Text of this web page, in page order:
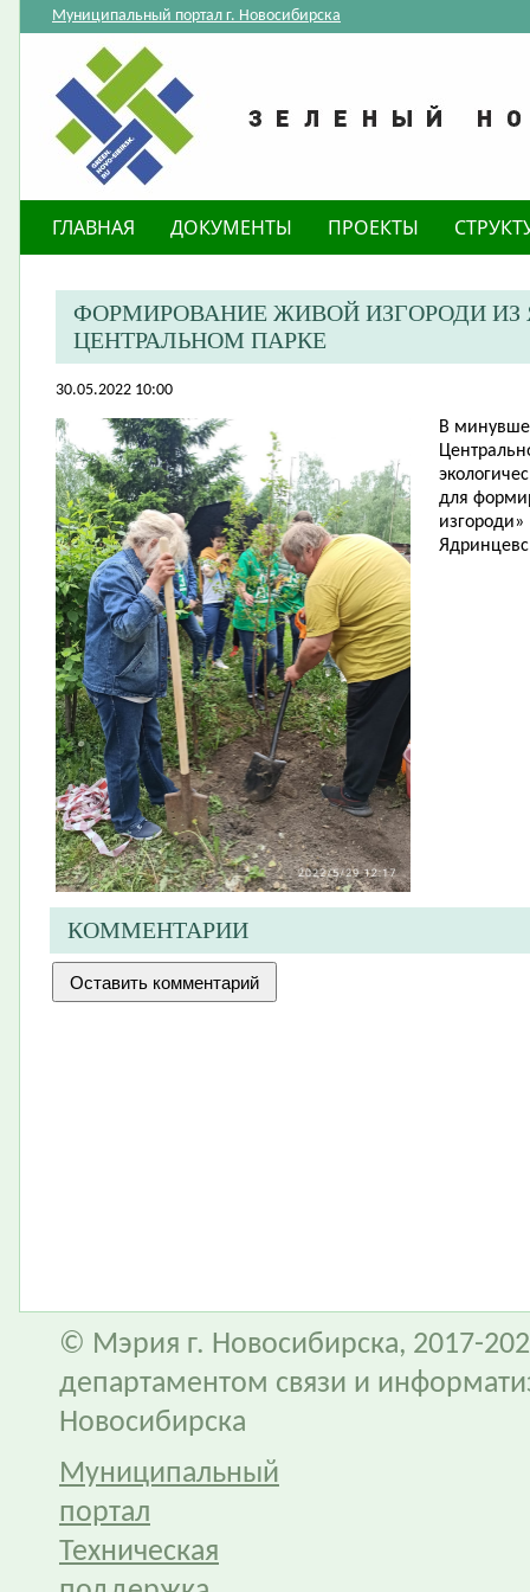
Муниципальный портал г. Новосибирска
ГЛАВНАЯ ДОКУМЕНТЫ ПРОЕКТЫ
ФОРМИРОВАНИЕ ЖИВОЙ ИЗГОРОДИ ИЗ
ЦЕНТРАЛЬНОМ ПАРКЕ
30.05.2022 10:00
В
для
КОММЕНТАРИИ
© Мэрия г. Новосибирска, 2017-
департаментом связи и
Новосибирска
Муниципальный
портал
Техническая